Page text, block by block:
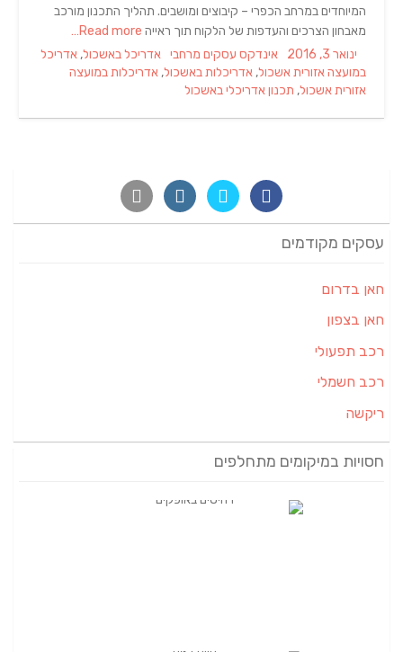
המיוחדים במרחב הכפרי – קיבוצים ומושבים. תהליך התכנון מורכב
מאבחון הצרכים והעדפות של הלקוח תוך ראייה
Posted
on
ינואר 3, 2016 Categories
אינדקס עסקים מרחבי Tags
אדריכל באשכול, אדריכל
במועצה אזורית אשכול, אדריכלות באשכול, אדריכלות במועצה
אזורית אשכול, תכנון אדריכלי באשכול
עסקים מקודמים
חאן בדרום
חאן בצפון
רכב תפעולי
רכב חשמלי
ריקשה
חסויות במיקומים מתחלפים